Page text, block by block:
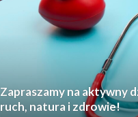
Zapraszamy na aktywny
ruch, natura i zdrowie!